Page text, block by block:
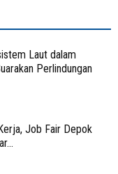
Laut dalam
Perlindungan
Job Fair Depok